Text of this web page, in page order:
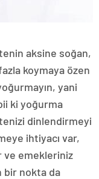
aksine soğan,
koymaya özen
yani
ki yoğurma
dinlendirmeyi
ihtiyacı var,
ve emekleriniz
bir nokta da